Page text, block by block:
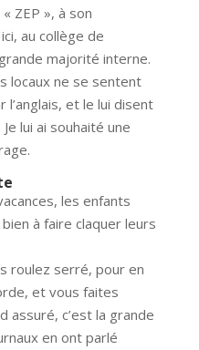
ZEP », à son
au collège de
majorité interne.
locaux ne se sentent
et le lui disent
lui ai souhaité une
les enfants
à faire claquer leurs
roulez serré, pour en
et vous faites
assuré, c’est la grande
en ont parlé